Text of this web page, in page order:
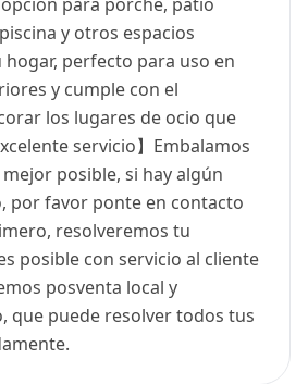
y otros espacios
perfecto para uso en
y cumple con el
los lugares de ocio que
servicio】Embalamos
posible, si hay algún
por favor ponte en contacto
resolveremos tu
posible con servicio al cliente
posventa local y
que puede resolver todos tus